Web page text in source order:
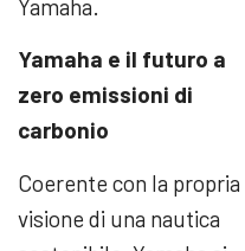
Yamaha.
Yamaha e il futuro a
zero emissioni di
carbonio
Coerente con la propria
visione di una nautica